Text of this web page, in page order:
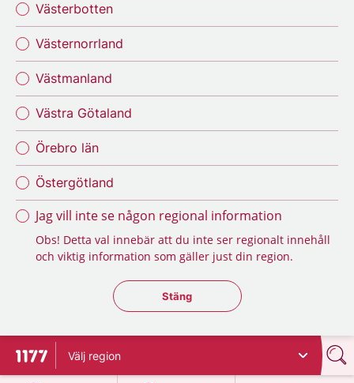
Västerbotten
Västernorrland
Västmanland
Västra Götaland
Örebro län
Östergötland
Jag vill inte se någon regional information
Obs! Detta val innebär att du inte ser regionalt innehåll
och viktig information som gäller just din region.
Stäng regionsväljaren
Stäng
Till startsidan för 1177
Välj region
på 1177.se
på 1177.se